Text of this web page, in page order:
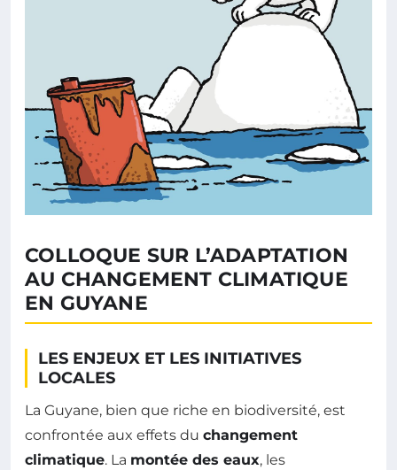
COLLOQUE SUR L’ADAPTATION
AU CHANGEMENT CLIMATIQUE
EN GUYANE
LES ENJEUX ET LES INITIATIVES
LOCALES
La Guyane, bien que riche en biodiversité, est
confrontée aux effets du changement
climatique. La montée des eaux, les